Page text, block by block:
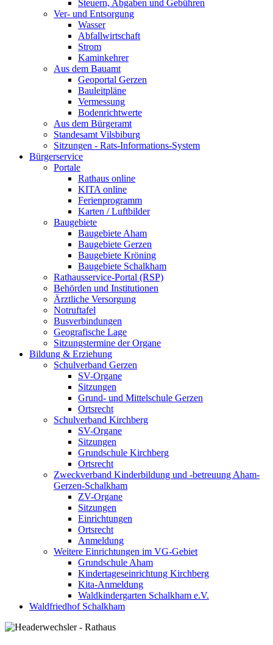
Steuern, Abgaben und Gebühren
Ver- und Entsorgung
Wasser
Abfallwirtschaft
Strom
Kaminkehrer
Aus dem Bauamt
Geoportal Gerzen
Bauleitpläne
Vermessung
Bodenrichtwerte
Aus dem Bürgeramt
Standesamt Vilsbiburg
Sitzungen - Rats-Informations-System
Bürgerservice
Portale
Rathaus online
KITA online
Ferienprogramm
Karten / Luftbilder
Baugebiete
Baugebiete Aham
Baugebiete Gerzen
Baugebiete Kröning
Baugebiete Schalkham
Rathausservice-Portal (RSP)
Behörden und Institutionen
Ärztliche Versorgung
Notruftafel
Busverbindungen
Geografische Lage
Sitzungstermine der Organe
Bildung & Erziehung
Schulverband Gerzen
SV-Organe
Sitzungen
Grund- und Mittelschule Gerzen
Ortsrecht
Schulverband Kirchberg
SV-Organe
Sitzungen
Grundschule Kirchberg
Ortsrecht
Zweckverband Kinderbildung und -betreuung Aham-
Gerzen-Schalkham
ZV-Organe
Sitzungen
Einrichtungen
Ortsrecht
Anmeldung
Weitere Einrichtungen im VG-Gebiet
Grundschule Aham
Kindertageseinrichtung Kirchberg
Kita-Anmeldung
Waldkindergarten Schalkham e.V.
Waldfriedhof Schalkham